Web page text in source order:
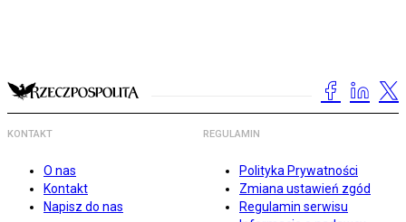
KONTAKT
O nas
Kontakt
Napisz do nas
REGULAMIN
Polityka Prywatności
Zmiana ustawień zgód
Regulamin serwisu